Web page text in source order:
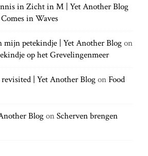
in Zicht in M | Yet Another Blog
in Waves
mijn petekindje | Yet Another Blogon
op het Grevelingenmeer
| Yet Another BlogonFood
BlogonScherven brengen